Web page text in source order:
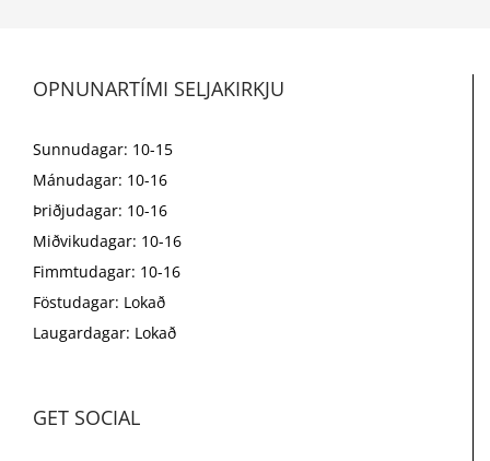
OPNUNARTÍMI SELJAKIRKJU
Sunnudagar: 10-15
Mánudagar: 10-16
Þriðjudagar: 10-16
Miðvikudagar: 10-16
Fimmtudagar: 10-16
Föstudagar: Lokað
Laugardagar: Lokað
GET SOCIAL